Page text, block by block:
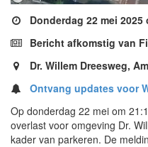
Donderdag 22 mei 2025
Bericht afkomstig van
Dr. Willem Dreesweg,
Ontvang updates voor
Op donderdag 22 mei om
overlast voor omgeving Dr.
kader van parkeren. De